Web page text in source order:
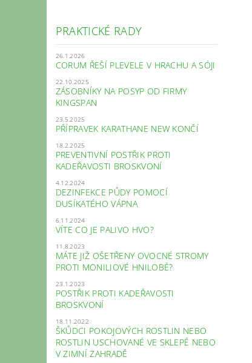
PRAKTICKÉ RADY
26.1.2026
CORUM ŘEŠÍ PLEVELE V HRACHU A SÓJI
22.10.2025
ZÁSOBNÍKY NA POSYP OD FIRMY
KINGSPAN
23.5.2025
PŘÍPRAVEK KARATHANE NEW KONČÍ
18.2.2025
PREVENTIVNÍ POSTŘIK PROTI
KADEŘAVOSTI BROSKVONÍ
4.12.2024
DEZINFEKCE PŮDY POMOCÍ
DUSÍKATÉHO VÁPNA
6.11.2024
VÍTE CO JE PALIVO HVO?
11.8.2023
MÁTE JIŽ OŠETŘENY OVOCNÉ STROMY
PROTI MONILIOVÉ HNILOBĚ?
23.1.2023
POSTŘIK PROTI KADEŘAVOSTI
BROSKVONÍ
18.11.2022
ŠKŮDCI POKOJOVÝCH ROSTLIN NEBO
ROSTLIN USCHOVANÉ VE SKLEPĚ NEBO
V ZIMNÍ ZAHRADĚ